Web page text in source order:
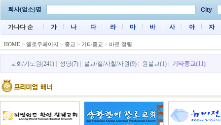
회사(업소)명 City
가나다 순 가 나 다 라 마 바 사 아 자
HOME > 옐로우페이지 > 종교 > 기타종교 > 바로 정렬
교회/기도원(241) 성당(7) 불교/절/사찰/사원(9) 원불교(1) 기타종교(11)